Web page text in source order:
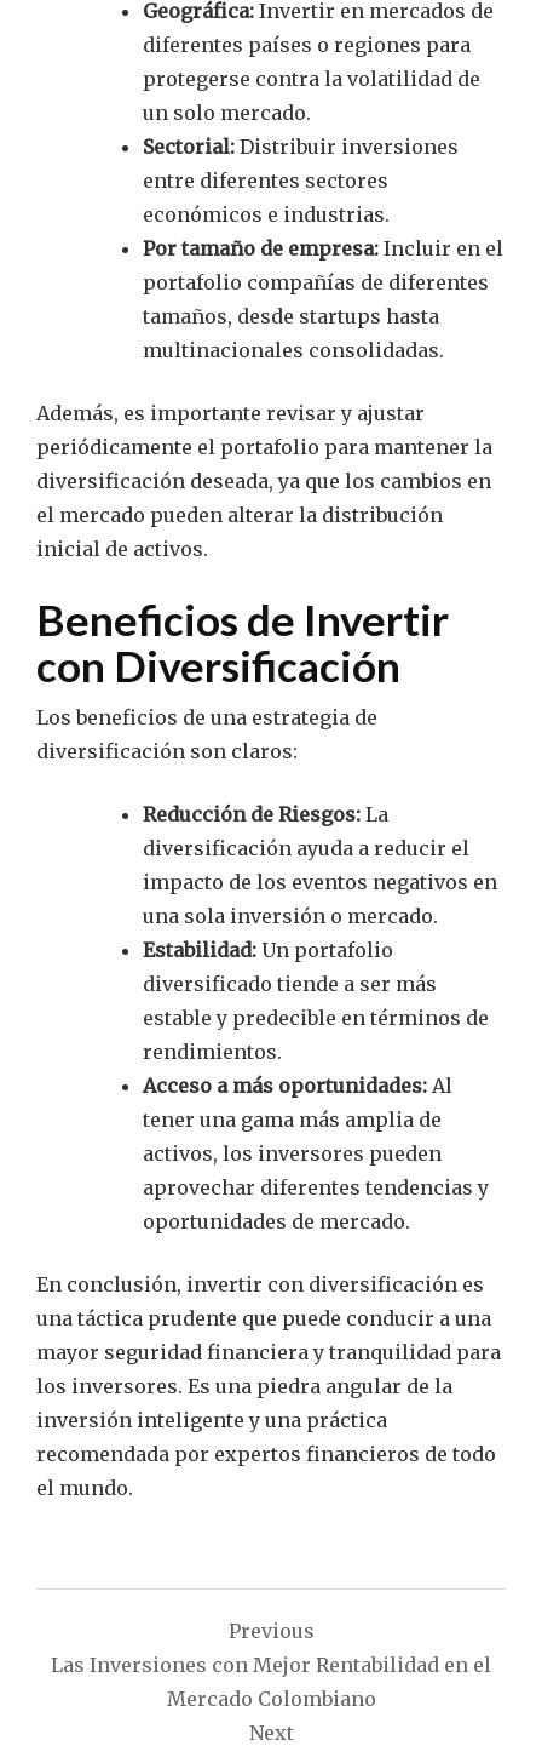
Geográfica: Invertir en mercados de
diferentes países o regiones para
protegerse contra la volatilidad de
un solo mercado.
Sectorial: Distribuir inversiones
entre diferentes sectores
económicos e industrias.
Por tamaño de empresa: Incluir en el
portafolio compañías de diferentes
tamaños, desde startups hasta
multinacionales consolidadas.
Además, es importante revisar y ajustar
periódicamente el portafolio para mantener la
diversificación deseada, ya que los cambios en
el mercado pueden alterar la distribución
inicial de activos.
Beneficios de Invertir
con Diversificación
Los beneficios de una estrategia de
diversificación son claros:
Reducción de Riesgos: La
diversificación ayuda a reducir el
impacto de los eventos negativos en
una sola inversión o mercado.
Estabilidad: Un portafolio
diversificado tiende a ser más
estable y predecible en términos de
rendimientos.
Acceso a más oportunidades: Al
tener una gama más amplia de
activos, los inversores pueden
aprovechar diferentes tendencias y
oportunidades de mercado.
En conclusión, invertir con diversificación es
una táctica prudente que puede conducir a una
mayor seguridad financiera y tranquilidad para
los inversores. Es una piedra angular de la
inversión inteligente y una práctica
recomendada por expertos financieros de todo
el mundo.
Navegación
de
entradas
Previous
Las Inversiones con Mejor Rentabilidad en el
Mercado Colombiano
Next